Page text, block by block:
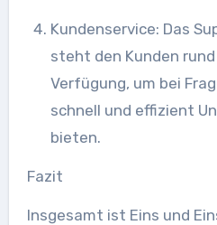
Kundenservice: Das Support-Team von 1&1
steht den Kunden
Verfügung, um bei
schnell und effizient
bieten.
Fazit
Insgesamt ist Eins und